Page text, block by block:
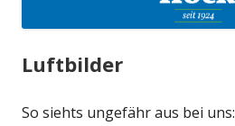
Luftbilder
So siehts ungefähr aus bei uns: